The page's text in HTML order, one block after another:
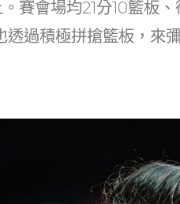
賽會場均21分10籃板
過積極拼搶籃板，來